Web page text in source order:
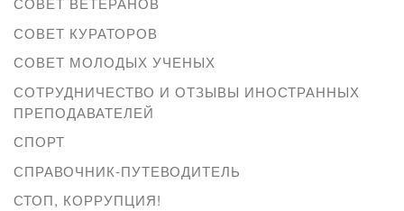
СОВЕТ КУРАТОРОВ
СОВЕТ МОЛОДЫХ УЧЕНЫХ
СОТРУДНИЧЕСТВО И ОТЗЫВЫ ИНОСТРАННЫХ
ПРЕПОДАВАТЕЛЕЙ
СПОРТ
СПРАВОЧНИК-ПУТЕВОДИТЕЛЬ
СТОП, КОРРУПЦИЯ!